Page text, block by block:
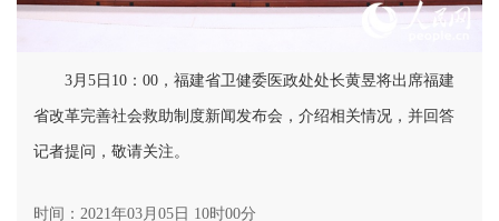
3月5日10：00，福建省卫健委医政处处长黄昱将出席福建
省改革完善社会救助制度新闻发布会，介绍相关情况，并回答
记者提问，敬请关注。
时间：2021年03月05日 10时00分